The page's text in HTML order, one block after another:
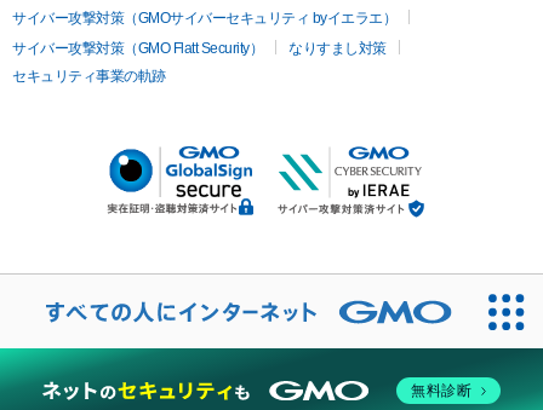
サイバー攻撃対策（GMOサイバーセキュリティ byイエラエ）
サイバー攻撃対策（GMO Flatt Security）
なりすまし対策
セキュリティ事業の軌跡
無料診断